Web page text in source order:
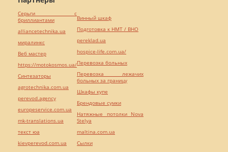
Серьги с
бриллиантами
alliancetechnika.ua
миралинкс
Веб мастер
https://motokosmos.ua/
Синтезаторы
agrotechnika.com.ua
perevod.agency
europeservice.com.ua
mk-translations.ua
текст юа
kievperevod.com.ua
Винный шкаф
Подготовка к НМТ / ВНО
pereklad.ua
hospice-life.com.ua/
Перевозка больных
Перевозка лежачих
больных за границу
Шкафы купе
Брендовые сумки
Натяжные потолки Nova
Stelya
maltina.com.ua
Cылки